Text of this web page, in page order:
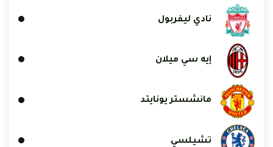
نادي ليفربول
إيه سي ميلان
مانشستر يونايتد
تشيلسي